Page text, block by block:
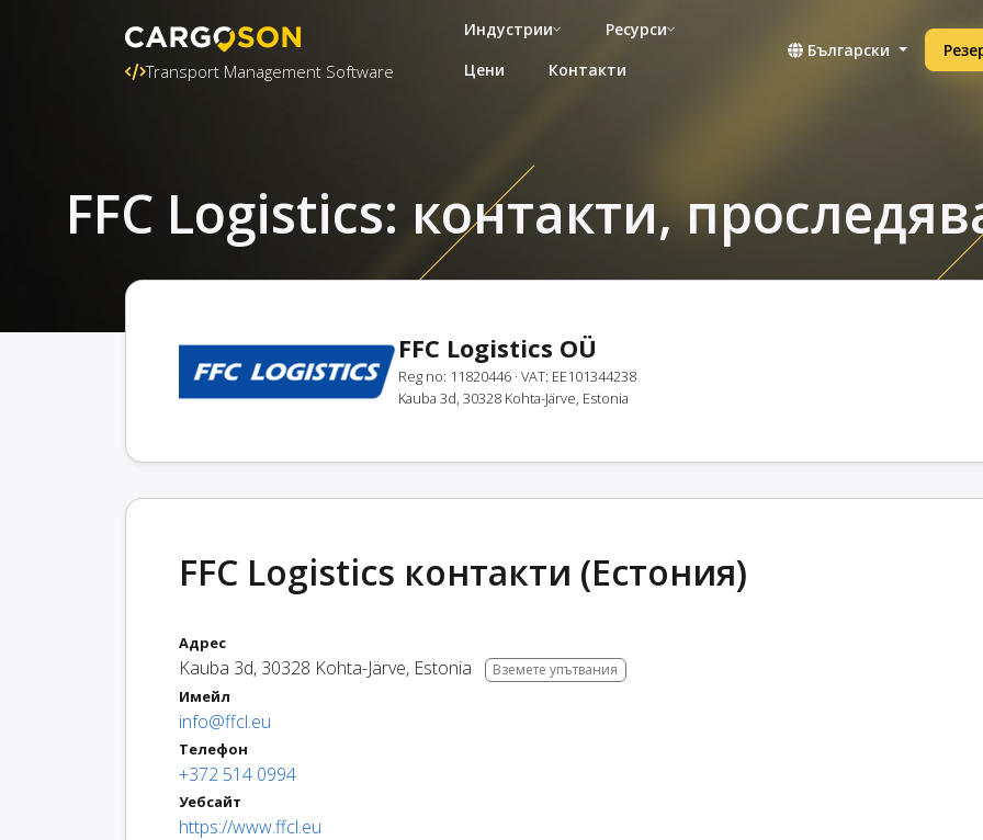
Transport Management Software
Индустрии
Ресурси
Цени
Контакти
Български
FFC Logistics: контакти,
FFC Logistics OÜ
Reg no: 11820446 · VAT: EE101344238
Kauba 3d, 30328 Kohta-Järve, Estonia
FFC Logistics контакти (Естония)
Адрес
Kauba 3d, 30328 Kohta-Järve, Estonia Вземете упътвания
Имейл
info@ffcl.eu
Телефон
+372 514 0994
Уебсайт
https://www.ffcl.eu